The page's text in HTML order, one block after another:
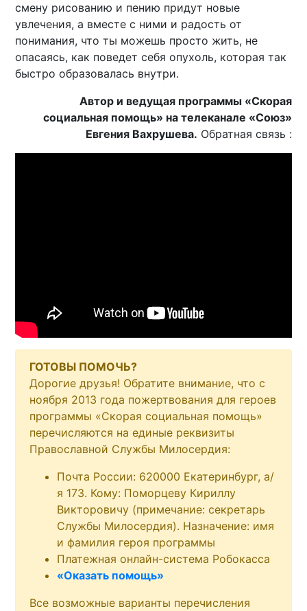
смену рисованию и пению придут новые
увлечения, а вместе с ними и радость от
понимания, что ты можешь просто жить, не
опасаясь, как поведет себя опухоль, которая так
быстро образовалась внутри.
Автор и ведущая программы «Скорая
социальная помощь» на телеканале «Союз»
Евгения Вахрушева. Обратная связь :
ГОТОВЫ ПОМОЧЬ?
Дорогие друзья! Обратите внимание, что с
ноября 2013 года пожертвования для героев
программы «Скорая социальная помощь»
перечисляются на единые реквизиты
Православной Службы Милосердия:
Почта России: 620000 Екатеринбург, а/
я 173. Кому: Поморцеву Кириллу
Викторовичу (примечание: секретарь
Службы Милосердия). Назначение: имя
и фамилия героя программы
Платежная онлайн-система Робокасса
«Оказать помощь»
Все возможные варианты перечисления